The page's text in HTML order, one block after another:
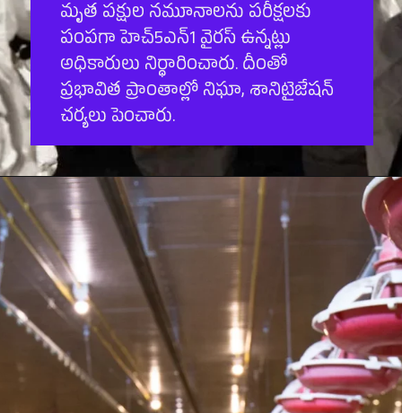
మృత పక్షుల నమూనాలను పరీక్షలకు
పంపగా హెచ్5ఎన్1 వైరస్ ఉన్నట్లు
అధికారులు నిర్ధారించారు. దీంతో
ప్రభావిత ప్రాంతాల్లో నిఘా, శానిటైజేషన్
చర్యలు పెంచారు.